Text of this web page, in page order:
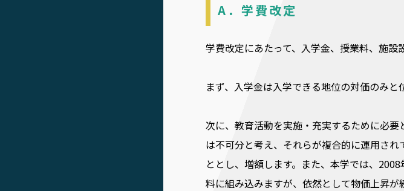
A．学費改定
学費改定にあたって、入学金、授業料、施設
まず、入学金は入学できる地位の対価のみと
次に、教育活動を実施・充実するために必
は不可分と考え、それらが複合的に運用さ
ととし、増額します。また、本学では、
料に組み込みますが、依然として物価上昇が